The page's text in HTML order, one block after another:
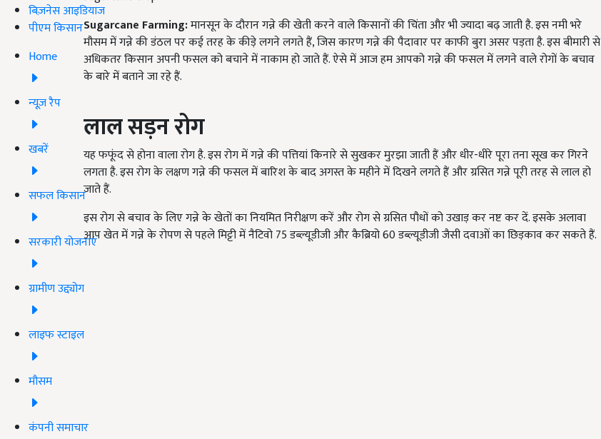
बिज़नेस आइडियाज
पीएम किसान
Home
न्यूज़ रैप
खबरें
सफल किसान
सरकारी योजनाएं
ग्रामीण उद्द्योग
लाइफ स्टाइल
मौसम
कंपनी समाचार
Sugarcane Farming:मानसून के दौरान गन्ने की खेती करने वाले किसानों की चिंता और भी ज्यादा बढ़ जाती है. इस नमी भरे
मौसम में गन्ने की डंठल पर कई तरह के कीड़े लगने लगते हैं, जिस कारण गन्ने की पैदावार पर काफी बुरा असर पड़ता है. इस बीमारी से
अधिकतर किसान अपनी फसल को बचाने में नाकाम हो जाते हैं. ऐसे में आज हम आपको गन्ने की फसल में लगने वाले रोगों के बचाव
के बारे में बताने जा रहे हैं.
लाल सड़न रोग
यह फफूंद सेहोनावाला रोग है. इस रोग में गन्ने की पत्तियां किनारे से सुखकर मुरझा जाती हैं और धीर-धीरे पूरा तना सूख कर गिरने
लगता है. इस रोग के लक्षण गन्ने की फसल में बारिश के बाद अगस्त के महीने में दिखने लगते हैं और ग्रसित गन्ने पूरी तरह से लाल हो
जाते हैं.
इस रोग से बचाव के लिए गन्ने के खेतों का नियमित निरीक्षण करें और रोग से ग्रसित पौधों को उखाड़ कर नष्ट कर दें. इसके अलावा
आप खेत में गन्ने के रोपण से पहले मिट्टी में नैटिवो 75 डब्ल्यूडीजी और कैब्रियो 60 डब्ल्यूडीजी जैसी दवाओं का छिड़काव कर सकते हैं.